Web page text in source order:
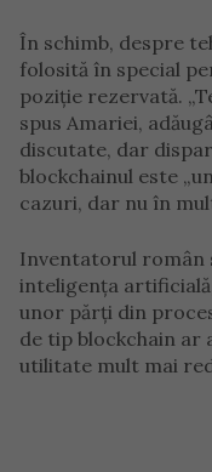
În schimb, despre
folosită în special
poziție rezervată.
spus Amariei,
discutate, dar
blockchainul este
cazuri, dar nu în
Inventatorul român
inteligența
unor părți din
de tip blockchain ar
utilitate mult mai